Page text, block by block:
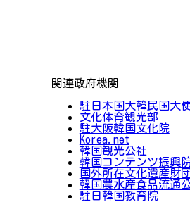
関連政府機関
駐日本国大韓民国大
文化体育観光部
駐大阪韓国文化院
Korea.net
韓国観光公社
韓国コンテンツ振興
国外所在文化遺産財団
韓国農水産食品流通
駐日韓国教育院